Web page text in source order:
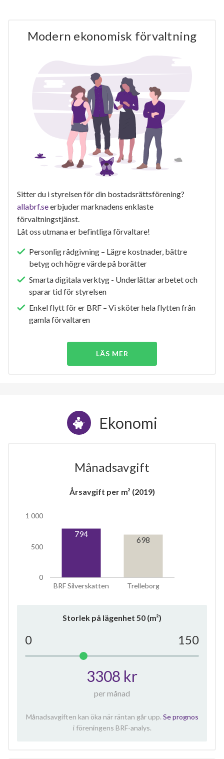
Modern ekonomisk förvaltning
Sitter du i styrelsen för din bostadsrättsförening?
allabrf.seerbjuder marknadens enklaste
förvaltningstjänst.
Låt oss utmana er befintliga förvaltare!
Personlig rådgivning – Lägre kostnader, bättre
betyg och högre värde på borätter
Smarta digitala verktyg - Underlättar arbetet och
sparar tid för styrelsen
Enkel flytt för er BRF – Vi sköter hela flytten från
gamla förvaltaren
LÄS MER
Ekonomi
Månadsavgift
Årsavgift per m² (2019)
BRF Silverskatten Trelleborg
0
500
1 000
794
698
Storlek på lägenhet 50 (m²)
0 150
3308 kr
per månad
Månadsavgiften kan öka när räntan går upp. Se prognos
i föreningens BRF-analys.